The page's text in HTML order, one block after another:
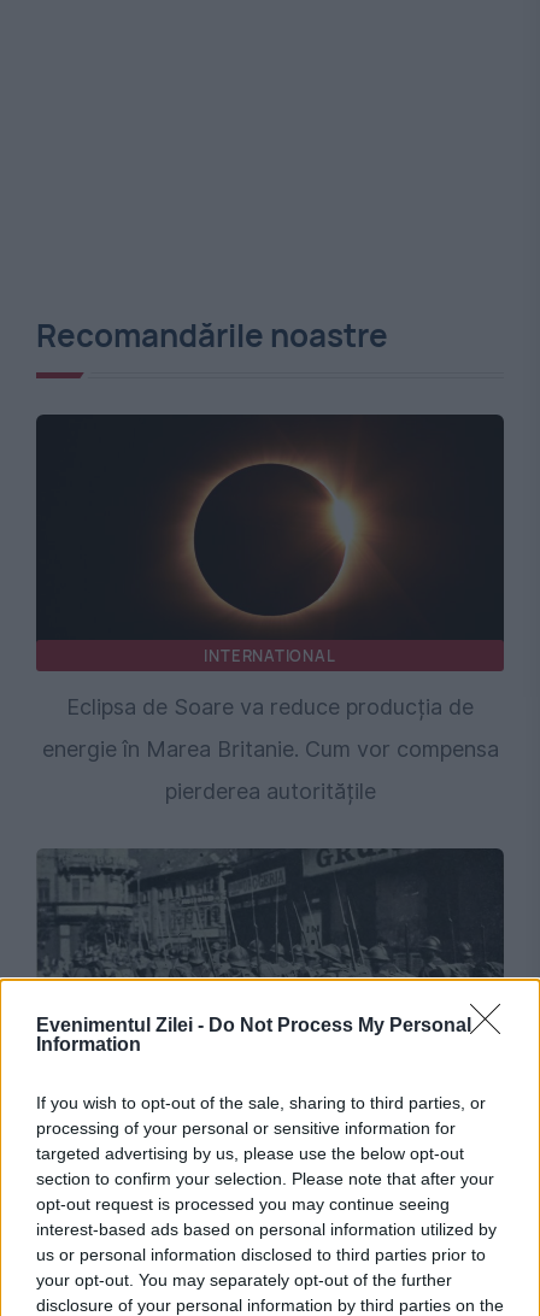
Evenimentul Zilei - Do Not Process My Personal
Information
If you wish to opt-out of the sale, sharing to third parties, or
processing of your personal or sensitive information for
targeted advertising by us, please use the below opt-out
section to confirm your selection. Please note that after your
opt-out request is processed you may continue seeing
interest-based ads based on personal information utilized by
us or personal information disclosed to third parties prior to
your opt-out. You may separately opt-out of the further
disclosure of your personal information by third parties on the
Recomandările noastre
INTERNATIONAL
Eclipsa de Soare va reduce producția de
energie în Marea Britanie. Cum vor compensa
pierderea autoritățile
Cum a ajuns armata română să ocupe
Budapesta în 1919. Detalii istorice
surprinzătoare